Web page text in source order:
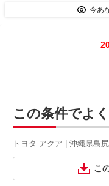
今あ
この条件でよ
トヨタ アクア | 沖縄県島
こ